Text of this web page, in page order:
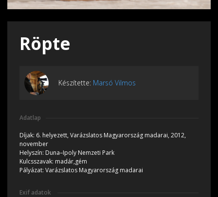
Röpte
Készítette: Marsó Vilmos
Adatlap
Díjak: 6. helyezett, Varázslatos Magyarország madarai, 2012,
november
Helyszín: Duna–Ipoly Nemzeti Park
Kulcsszavak: madár,gém
Pályázat: Varázslatos Magyarország madarai
Exif adatok